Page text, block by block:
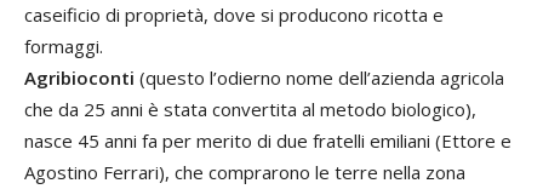
caseificio di proprietà, dove si producono ricotta e
formaggi.
Agribioconti (questo l’odierno nome dell’azienda agricola
che da 25 anni è stata convertita al metodo biologico),
nasce 45 anni fa per merito di due fratelli emiliani (Ettore e
Agostino Ferrari), che comprarono le terre nella zona